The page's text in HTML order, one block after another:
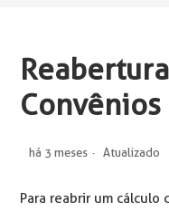
Convênios
há 3 meses Atualizado
Para reabrir um